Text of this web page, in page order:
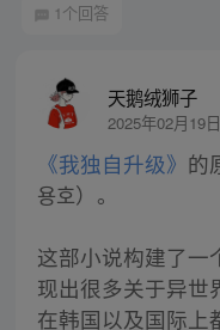
1个回答
天鹅绒狮子
2025年02月19
《我独自升级》 的
용호）。
这部小说构建了一
现出很多关于异世
在韩国以及国际上